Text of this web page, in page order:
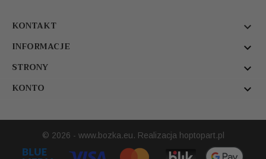
KONTAKT

INFORMACJE

STRONY

KONTO

© 2026 - www.bozka.eu. Realizacja hoptopart.pl